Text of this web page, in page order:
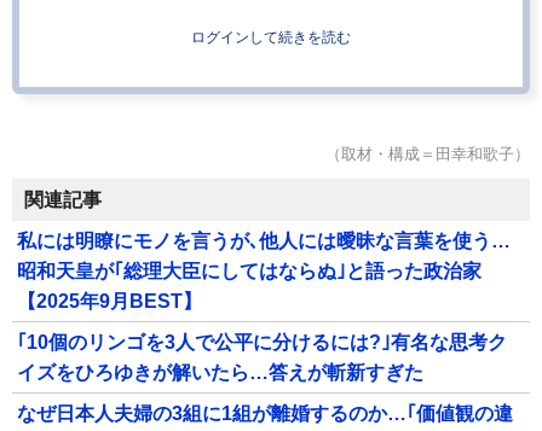
ログインして続きを読む
（取材・構成＝田幸和歌子）
関連記事
私には明瞭にモノを言うが､他人には曖昧な言葉を使う…
昭和天皇が｢総理大臣にしてはならぬ｣と語った政治家
【2025年9月BEST】
｢10個のリンゴを3人で公平に分けるには?｣有名な思考ク
イズをひろゆきが解いたら…答えが斬新すぎた
なぜ日本人夫婦の3組に1組が離婚するのか…｢価値観の違